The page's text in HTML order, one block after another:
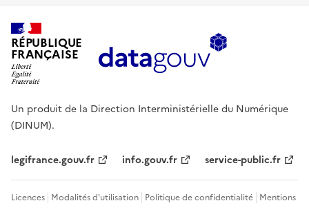
RÉPUBLIQUE
FRANÇAISE
Un produit de la Direction Interministérielle du Numérique
(DINUM).
legifrance.gouv.fr info.gouv.fr service-public.fr
Licences Modalités d'utilisation Politique de confidentialité Mentions